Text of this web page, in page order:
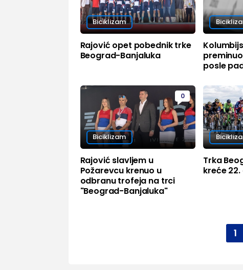
Biciklizam
Rajović opet pobednik trke
Beograd-Banjaluka
posle
0
Biciklizam
Rajović slavljem u
Požarevcu krenuo u
odbranu trofeja na trci
"Beograd-Banjaluka"
Trka
kreće
1